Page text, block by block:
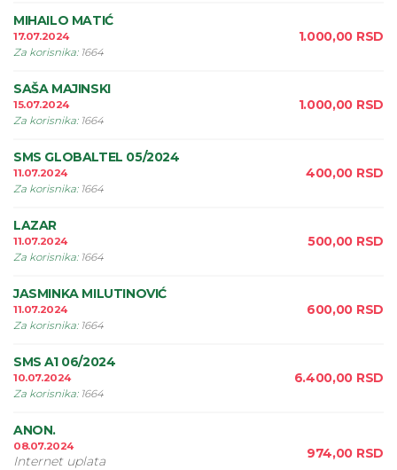
MIHAILO MATIĆ
17.07.2024
Za korisnika: 1664
1.000,00 RSD
SAŠA MAJINSKI
15.07.2024
Za korisnika: 1664
1.000,00 RSD
SMS GLOBALTEL 05/2024
11.07.2024
Za korisnika: 1664
400,00 RSD
LAZAR
11.07.2024
Za korisnika: 1664
500,00 RSD
JASMINKA MILUTINOVIĆ
11.07.2024
Za korisnika: 1664
600,00 RSD
SMS A1 06/2024
10.07.2024
Za korisnika: 1664
6.400,00 RSD
ANON.
08.07.2024
Internet uplata 974,00 RSD